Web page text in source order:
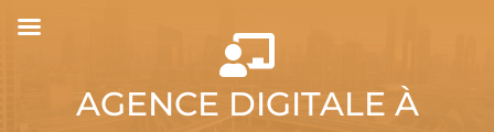

AGENCE DIGITALE À